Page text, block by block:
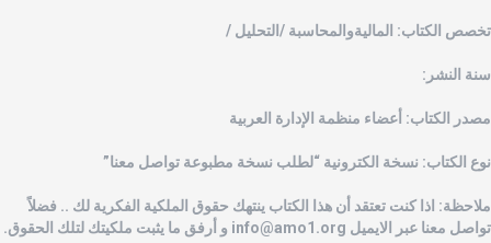
الكتاب: الماليةوالمحاسبة /التحليل /
النشر:
الكتاب: أعضاء منظمة الإدارة العربية
الكتاب: نسخة الكترونية “لطلب نسخة مطبوعة تواصل معنا”
اذا كنت تعتقد أن هذا الكتاب ينتهك حقوق الملكية الفكرية لك .. فضلاً
معنا عبر الايميل info@amo1.orgو أرفق ما يثبت ملكيتك لتلك الحقوق.